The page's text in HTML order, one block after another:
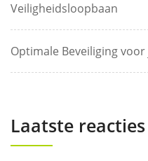
Veiligheidsloopbaan
Optimale Beveiliging voor
Laatste reacties